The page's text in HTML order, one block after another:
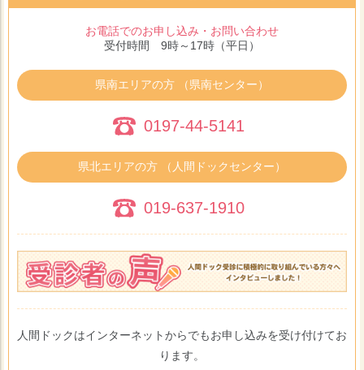
お電話でのお申し込み・お問い合わせ
受付時間 9時～17時（平日）
県北エリアの方 （人間ドックセンター）
019-637-1910
県南エリアの方 （県南センター）
0197-44-5141
人間ドックはインターネットからでもお申し込みを受け付けてお
ります。